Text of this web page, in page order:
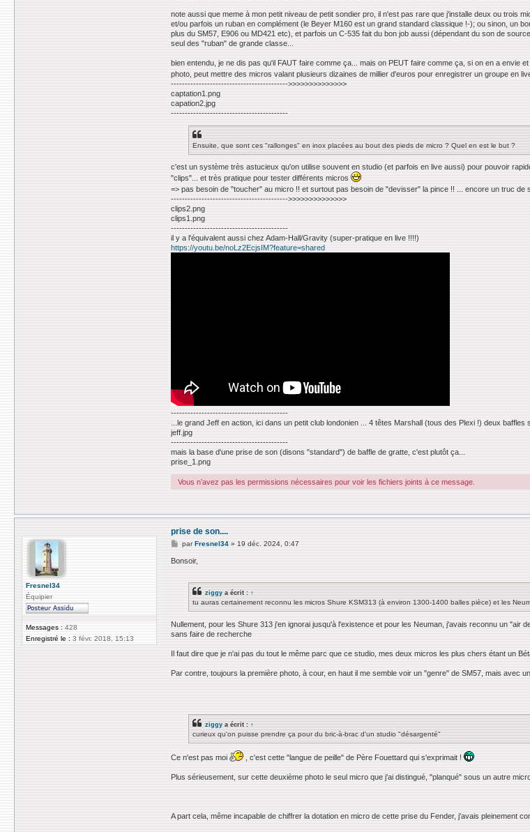
note aussi que meme à mon petit niveau de petit sondier pro, il n'est pas rare que j'installe deux ou trois
et/ou parfois un ruban en complément (le Beyer M160 est un grand standard classique !-); ou sinon, un
plus du SM57, E906 ou MD421 etc), et parfois un C-535 fait du bon job aussi (dépendant du son de
seul des "ruban" de grande classe...
bien entendu, je ne dis pas qu'il FAUT faire comme ça... mais on PEUT faire comme ça, si on en a envie
photo, peut mettre des micros valant plusieurs dizaines de millier d'euros pour enregistrer un groupe en
------------------------------------------>>>>>>>>>>>>>>
captation1.png
capation2.jpg
------------------------------------------
Ensuite, que sont ces "rallonges" en inox placées au bout des pieds de micro ? Quel en est le but ?
c'est un système très astucieux qu'on utilise souvent en studio (et parfois en live aussi) pour pouvoir
"clips"... et très pratique pour tester différents micros
=> pas besoin de "toucher" au micro !! et surtout pas besoin de "devisser" la pince !! ... encore un truc de
------------------------------------------>>>>>>>>>>>>>>
clips2.png
clips1.png
------------------------------------------
il y a l'équivalent aussi chez Adam-Hall/Gravity (super-pratique en live !!!!)
https://youtu.be/noLz2EcjsIM?feature=shared
------------------------------------------
...le grand Jeff en action, ici dans un petit club londonien ... 4 têtes Marshall (tous des Plexi !) deux
jeff.jpg
------------------------------------------
mais la base d'une prise de son (disons "standard") de baffle de gratte, c'est plutôt ça...
prise_1.png
Vous n’avez pas les permissions nécessaires pour voir les fichiers joints à ce message.
Fresnel34
Équipier
Messages : 428
Enregistré le : 3 févr. 2018, 15:13
prise de son....
M
s
parFresnel34 » 19 déc. 2024, 0:47
Bonsoir,
ziggy a écrit : ↑
tu auras certainement reconnu les micros Shure KSM313 (à environ 1300-1400 balles pièce) et les
Nullement, pour les Shure 313 j'en ignorai jusqu'à l'existence et pour les Neuman, j'avais reconnu un
sans faire de recherche
Il faut dire que je n'ai pas du tout le même parc que ce studio, mes deux micros les plus chers étant un
Par contre, toujours la première photo, à cour, en haut il me semble voir un "genre" de SM57, mais avec
ziggy a écrit : ↑
curieux qu'on puisse prendre ça pour du bric-à-brac d'un studio "désargenté"
Ce n'est pas moi , c'est cette "langue de peille" de Père Fouettard qui s'exprimait !
Plus sérieusement, sur cette deuxième photo le seul micro que j'ai distingué, "planqué" sous un autre
A part cela, même incapable de chiffrer la dotation en micro de cette prise du Fender, j'avais pleinement